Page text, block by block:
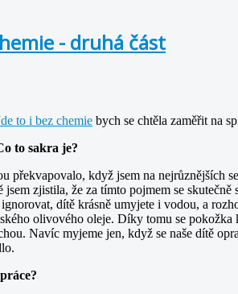
- druhá část
to i bez chemie bych se chtěla zaměřit na
to sakra je?
překvapovalo, když jsem na nejrůznějších
jsem zjistila, že za tímto pojmem se
dítě krásně umyjete i vodou, a
olivového oleje. Díky tomu se
Navíc myjeme jen, když se naše dítě